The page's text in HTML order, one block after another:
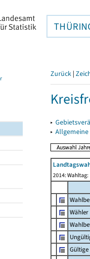
Zurück |
▸
▸
2014:
Wähler